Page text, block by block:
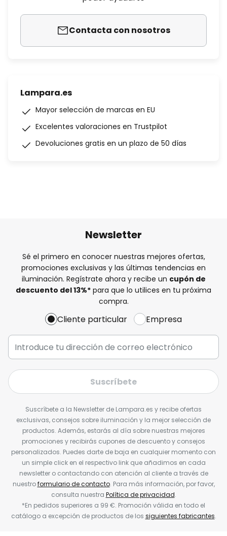
Contacta con nosotros
Lampara.es
Mayor selección de marcas en EU
Excelentes valoraciones en Trustpilot
Devoluciones gratis en un plazo de 50 días
Newsletter
Sé el primero en conocer nuestras mejores ofertas,
promociones exclusivas y las últimas tendencias en
iluminación. Regístrate ahora y recibe un cupón de
descuento del13%* para que lo utilices en tu próxima
compra.
Cliente particular Empresa
Suscríbete
Suscríbete a la Newsletter de Lampara.es y recibe ofertas
exclusivas, consejos sobre iluminación y la mejor selección de
productos. Además, estarás al día sobre nuestras mejores
promociones y recibirás cupones de descuento y consejos
personalizados. Puedes darte de baja en cualquier momento con
un simple click en el respectivo link que añadimos en cada
newsletter o contactando con atención al cliente a través de
nuestroformulario de contacto. Para más información, por favor,
consulta nuestra Política de privacidad.
*En pedidos superiores a 99 €. Promoción válida en todo el
catálogo a excepción de productos de los siguientes fabricantes.